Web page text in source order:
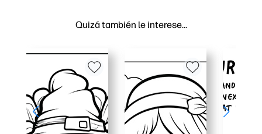
Quizá también le interese…